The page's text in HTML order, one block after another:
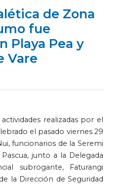
de Zona
fue
Playa Pea y
Vare
realizadas por el
el pasado viernes 29
funcionarios de la Seremi
junto a la Delegada
subrogante, Faturangi
la Dirección de Seguridad